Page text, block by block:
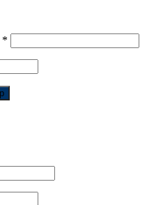
*